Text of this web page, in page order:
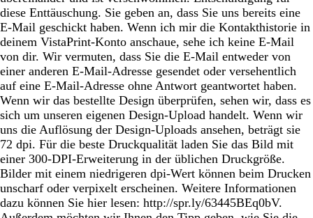
diese Enttäuschung. Sie geben an, dass Sie uns bereits eine
E-Mail geschickt haben. Wenn ich mir die Kontakthistorie in
deinem VistaPrint-Konto anschaue, sehe ich keine E-Mail
von dir. Wir vermuten, dass Sie die E-Mail entweder von
einer anderen E-Mail-Adresse gesendet oder versehentlich
auf eine E-Mail-Adresse ohne Antwort geantwortet haben.
Wenn wir das bestellte Design überprüfen, sehen wir, dass es
sich um unseren eigenen Design-Upload handelt. Wenn wir
uns die Auflösung der Design-Uploads ansehen, beträgt sie
72 dpi. Für die beste Druckqualität laden Sie das Bild mit
einer 300-DPI-Erweiterung in der üblichen Druckgröße.
Bilder mit einem niedrigeren dpi-Wert können beim Drucken
unscharf oder verpixelt erscheinen. Weitere Informationen
dazu können Sie hier lesen: http://spr.ly/63445BEq0bV.